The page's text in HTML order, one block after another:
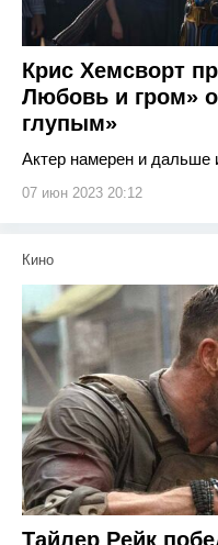
Крис Хемсворт
Любовь и гром»
глупым»
Актер намерен и дальше
07 июн 2023 20:12
Кино
Тайлер Рейк